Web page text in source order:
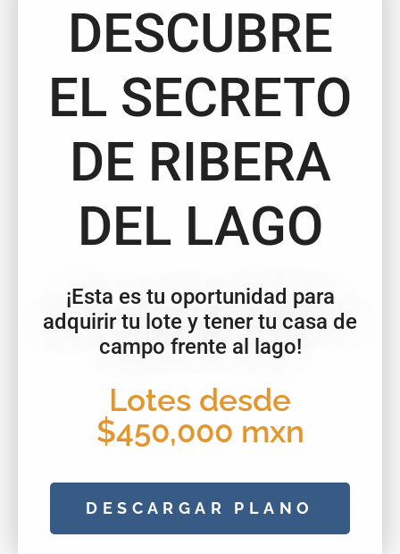
DESCUBRE
EL SECRETO
DE RIBERA
DEL LAGO
¡Esta es tu oportunidad para
adquirir tu lote y tener tu casa de
campo frente al lago!
Lotes desde
$450,000 mxn
DESCARGAR PLANO